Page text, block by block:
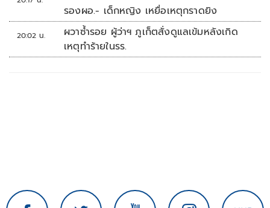
รองผอ.- เด็กหญิง เหยื่อเหตุกราดยิง
20:02 น.
ผวาซ้ำรอย ผู้ว่าฯ ภูเก็ตสั่งดูแลเข้มหลังเกิด
เหตุทำร้ายในรร.